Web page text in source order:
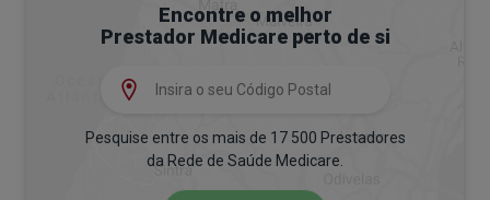
Encontre o melhor
Prestador Medicare perto de si
Pesquise entre os mais de 17 500 Prestadores
da Rede de Saúde Medicare.